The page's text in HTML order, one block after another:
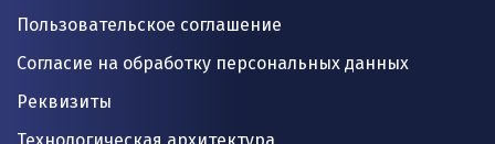
Пользовательское соглашение
Согласие на обработку персональных данных
Реквизиты